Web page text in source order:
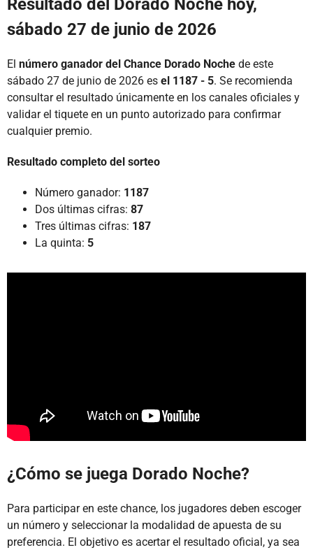
sábado 27 de junio de 2026
El número ganador del Chance Dorado Noche de este
sábado 27 de junio de 2026 es el 1187 - 5. Se recomienda
consultar el resultado únicamente en los canales oficiales y
validar el tiquete en un punto autorizado para confirmar
cualquier premio.
Resultado completo del sorteo
Número ganador: 1187
Dos últimas cifras: 87
Tres últimas cifras: 187
La quinta: 5
¿Cómo se juega Dorado Noche?
Para participar en este chance, los jugadores deben escoger
un número y seleccionar la modalidad de apuesta de su
preferencia. El objetivo es acertar el resultado oficial, ya sea